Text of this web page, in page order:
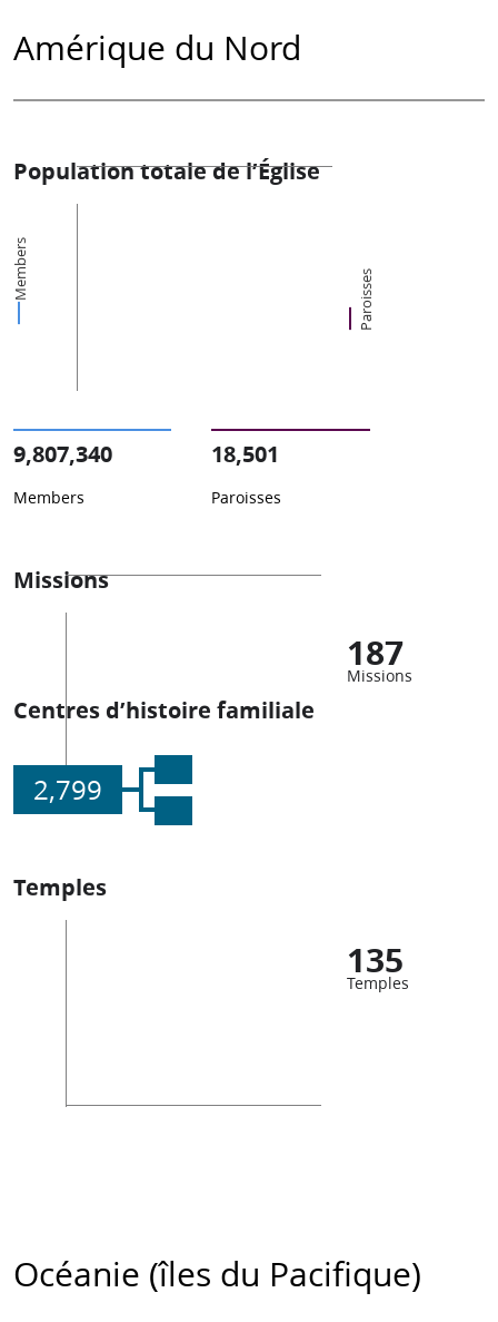
Amérique du Nord
Population totale de l’Église
Members Paroisses
9,807,340
Members
18,501
Paroisses
Missions
187
Missions
Centres d’histoire familiale
2,799
Temples
135
Temples
Océanie (îles du Pacifique)